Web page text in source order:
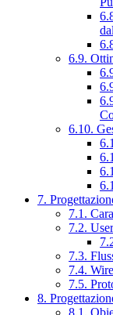
6.9.
6.10.
7.
7.1.
7.2.
7.3.
7.4.
7.5.
8.
8.1.